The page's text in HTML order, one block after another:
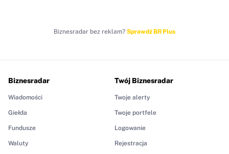
Biznesradar bez reklam? Sprawdź BR Plus
Biznesradar
Wiadomości
Giełda
Fundusze
Waluty
Twój Biznesradar
Twoje alerty
Twoje portfele
Logowanie
Rejestracja